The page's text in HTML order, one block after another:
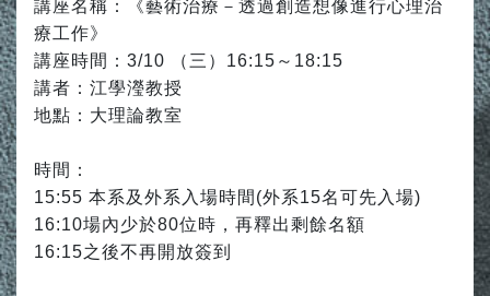
講座名稱：《藝術治療－透過創造想像進行心理治
療工作》
講座時間：3/10 （三）16:15～18:15
講者：江學瀅教授
地點：大理論教室
時間：
15:55 本系及外系入場時間(外系15名可先入場)
16:10場內少於80位時，再釋出剩餘名額
16:15之後不再開放簽到